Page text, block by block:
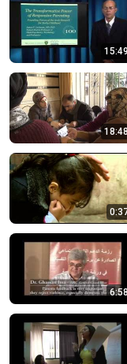
15:49
18:48
6:58